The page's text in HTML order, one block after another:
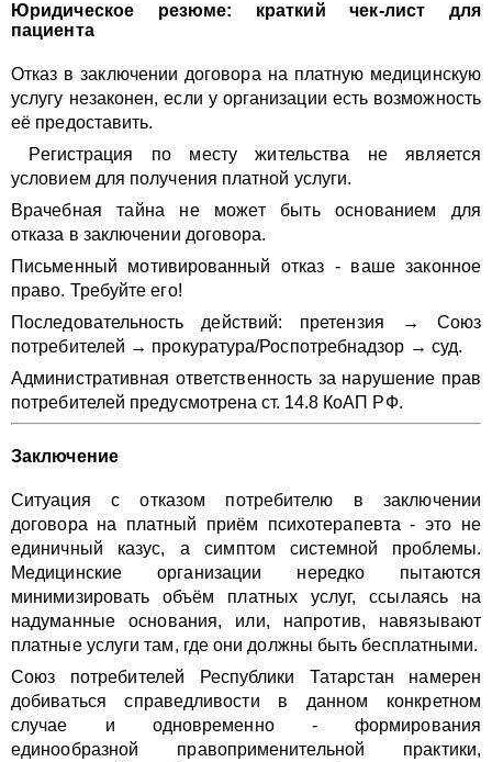
Юридическое резюме: краткий чек-лист для
пациента
Отказ в заключении договора на платную медицинскую
услугу незаконен, если у организации есть возможность
её предоставить.
Регистрация по месту жительства не является
условием для получения платной услуги.
Врачебная тайна не может быть основанием для
отказа в заключении договора.
Письменный мотивированный отказ - ваше законное
право. Требуйте его!
Последовательность действий: претензия → Союз
потребителей → прокуратура/Роспотребнадзор → суд.
Административная ответственность за нарушение прав
потребителей предусмотрена ст. 14.8 КоАП РФ.
Заключение
Ситуация с отказом потребителю в заключении
договора на платный приём психотерапевта - это не
единичный казус, а симптом системной проблемы.
Медицинские организации нередко пытаются
минимизировать объём платных услуг, ссылаясь на
надуманные основания, или, напротив, навязывают
платные услуги там, где они должны быть бесплатными.
Союз потребителей Республики Татарстан намерен
добиваться справедливости в данном конкретном
случае и одновременно - формирования
единообразной правоприменительной практики,